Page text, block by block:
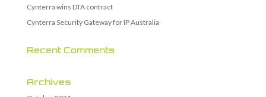
Cynterra wins DTA contract
Cynterra Security Gateway for IP Australia
Recent Comments
Archives